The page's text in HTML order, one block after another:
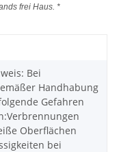
frei Haus. *
Bei
Handhabung
Gefahren
Oberflächen
bei